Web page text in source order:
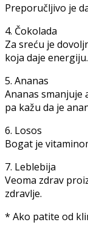
Preporučljivo je
4. Čokolada
Za sreću je
koja daje energiju.
5. Ananas
Ananas smanjuje
pa kažu da je
6. Losos
Bogat je
7. Leblebija
Veoma zdrav
zdravlje.
* Ako patite od